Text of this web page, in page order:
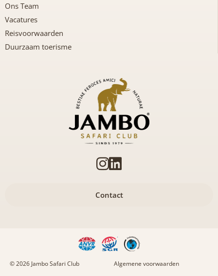
Ons Team
Vacatures
Reisvoorwaarden
Duurzaam toerisme
Contact
© 2026 Jambo Safari Club
Algemene voorwaarden